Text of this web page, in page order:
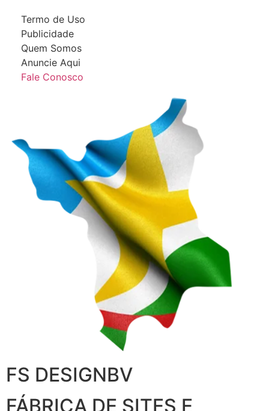
Termo de Uso
Publicidade
Quem Somos
Anuncie Aqui
Fale Conosco
FS DESIGNBV
FÁBRICA DE SITES E